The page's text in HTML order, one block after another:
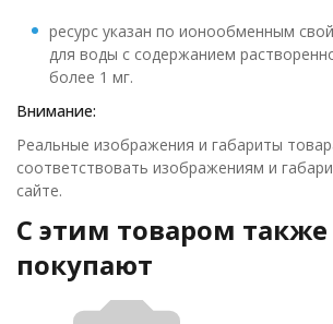
ресурс указан по ионообменным
для воды с содержанием
более 1 мг.
Внимание:
Реальные изображения и габариты
соответствовать изображениям и
сайте.
C этим товаром также
покупают